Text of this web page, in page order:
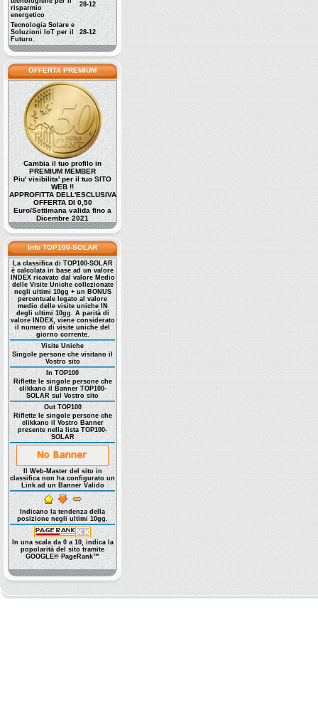
risparmio
energetico
28-12
Tecnologia Solare e
Soluzioni IoT per il
Futuro.
28-12
OFFERTA PREMIUM
Cambia il tuo profilo in
PREMIUM MEMBER
Piu' visibilita' per il tuo SITO
WEB !!
APPROFITTA DELL'ESCLUSIVA
OFFERTA DI 0,50
Euro/Settimana valida fino a
Dicembre 2021
Info TOP100-SOLAR
La classifica di TOP100-SOLAR
è calcolata in base ad un valore
INDEX ricavato dal valore Medio
delle Visite Uniche collezionate
negli ultimi 10gg + un BONUS
percentuale legato al valore
medio delle visite uniche IN
degli ultimi 10gg. A parità di
valore INDEX, viene considerato
il numero di visite uniche del
giorno corrente.
Visite Uniche
Singole persone che visitano il
Vostro sito
In TOP100
Riflette le singole persone che
clikkano il Banner TOP100-
SOLAR sul Vostro sito
Out TOP100
Riflette le singole persone che
clikkano il Vostro Banner
presente nella lista TOP100-
SOLAR
Il Web-Master del sito in
classifica non ha configurato un
Link ad un Banner Valido
Indicano la tendenza della
posizione negli ultimi 10gg.
In una scala da 0 a 10, indica la
popolarità del sito tramite
GOOGLE® PageRank™